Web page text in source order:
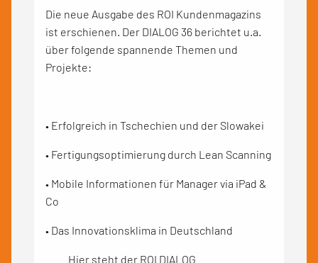
Die neue Ausgabe des ROI Kundenmagazins
ist erschienen. Der DIALOG 36 berichtet u.a.
über folgende spannende Themen und
Projekte:
• Erfolgreich in Tschechien und der Slowakei
• Fertigungsoptimierung durch Lean Scanning
• Mobile Informationen für Manager via iPad &
Co
• Das Innovationsklima in Deutschland
Hier steht der ROI DIALOG